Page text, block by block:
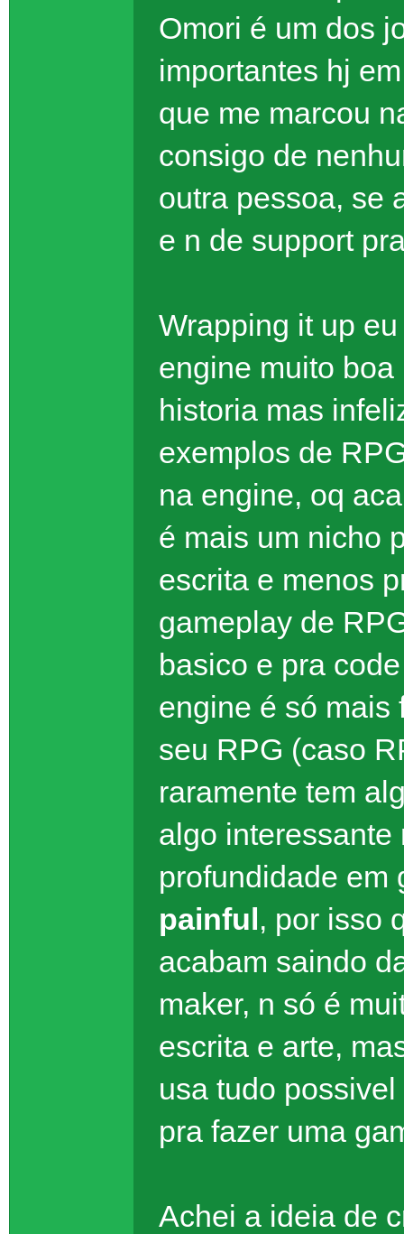
Omori é um dos
importantes hj
que me marcou
consigo de
outra pessoa, se
e n de support
Wrapping it up
engine muito
historia mas
exemplos de
na engine, oq
é mais um nicho
escrita e menos
gameplay de
basico e pra
engine é só mais
seu RPG (caso
raramente tem
algo interessante
profundidade
painful, por isso
acabam saindo
maker, n só é
escrita e arte,
usa tudo
pra fazer uma
Achei a ideia de